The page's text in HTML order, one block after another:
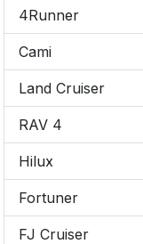
4Runner
Cami
Land Cruiser
RAV 4
Hilux
Fortuner
FJ Cruiser